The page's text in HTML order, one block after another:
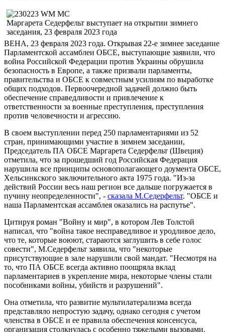
Маргарета Седерфельт выступает на открытии зимнего
заседания, 23 февраля 2023 года
ВЕНА, 23 февраля 2023 года. Открывая 22-е зимнее заседание
Парламентской ассамблеи ОБСЕ, выступающие заявили, что
война Российской Федерации против Украины обрушила
безопасность в Европе, а также призвали парламенты,
правительства и ОБСЕ к совместным усилиям по выработке
общих подходов. Первоочередной задачей должно быть
обеспечение справедливости и привлечение к
ответственности за военные преступления, преступления
против человечности и агрессию.
В своем выступлении перед 250 парламентариями из 52
стран, принимающими участие в зимнем заседании,
Председатель ПА ОБСЕ Маргарета Седерфельт (Швеция)
отметила, что за прошедший год Российская Федерация
нарушила все принципы основополагающего доумента ОБСЕ,
Хельсинкского заключительного акта 1975 года. "Из-за
действий России весь наш регион все дальше погружается в
пучину неопределенности", - сказала М.Седерфельт. "ОБСЕ и
наша Парламентская ассамблея оказались на распутье".
Цитируя роман "Войну и мир", в котором Лев Толстой
написал, что "война такое несправедливое и уродливое дело,
что те, которые воюют, стараются заглушить в себе голос
совести", М.Седерфельт заявила, что "некоторые
присутствующие в зале нарушили свой мандат. "Несмотря на
то, что ПА ОБСЕ всегда активно поощряла вклад
парламентариев в укрепление мира, некоторые члены стали
пособниками войны, убийств и разрушений".
Она отметила, что развитие мультилатерализма всегда
представляло непростую задачу, однако сегодня с учетом
членства в ОБСЕ и ее правила обеспечения консенсуса,
организация столкнулась с особенно тяжелыми вызовами.